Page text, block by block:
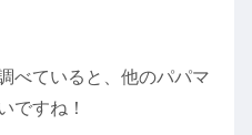
べていると、他のパパマ
ですね！